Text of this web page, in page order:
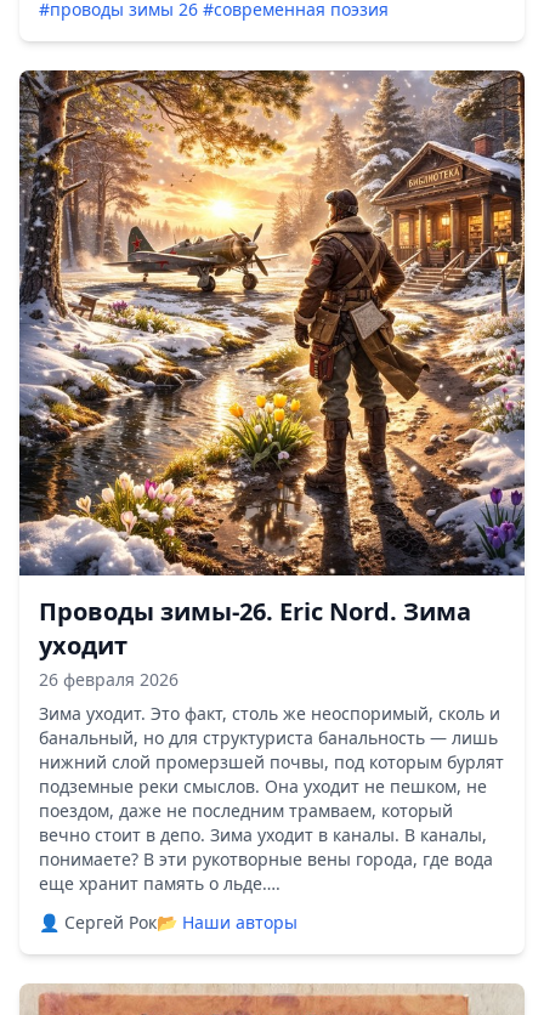
#проводы зимы 26 #современная поэзия
Проводы зимы-26. Eric Nord. Зима
уходит
26 февраля 2026
Зима уходит. Это факт, столь же неоспоримый, сколь и
банальный, но для структуриста банальность — лишь
нижний слой промерзшей почвы, под которым бурлят
подземные реки смыслов. Она уходит не пешком, не
поездом, даже не последним трамваем, который
вечно стоит в депо. Зима уходит в каналы. В каналы,
понимаете? В эти рукотворные вены города, где вода
еще хранит память о льде….
👤 Сергей Рок📂 Наши авторы